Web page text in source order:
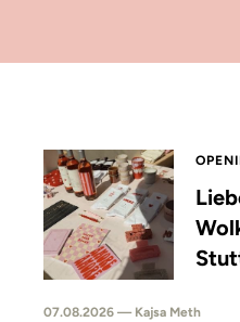
07.08.2026 — Kajsa Meth